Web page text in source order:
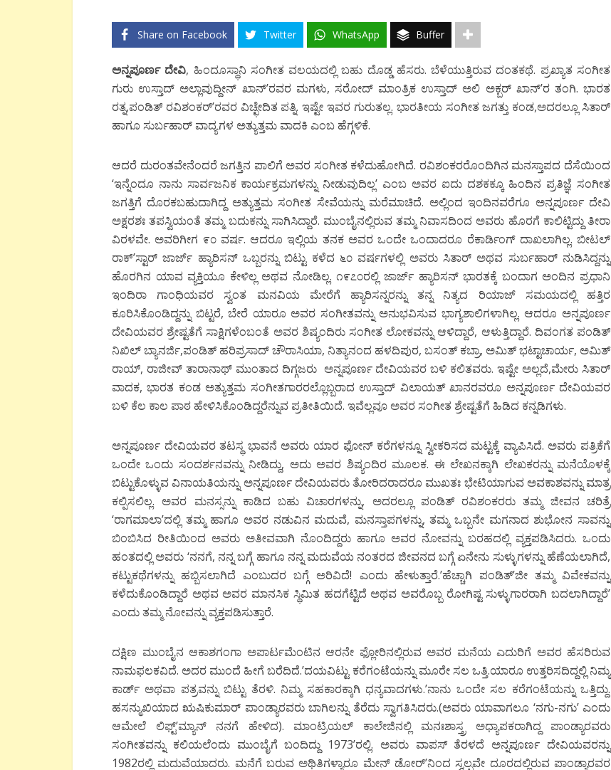
Share on Facebook Twitter WhatsApp Buffer
ಅನ್ನಪೂರ್ಣ ದೇವಿ, ಹಿಂದೂಸ್ಥಾನಿ ಸಂಗೀತ ವಲಯದಲ್ಲಿ ಬಹು ದೊಡ್ಡ ಹೆಸರು. ಬೆಳೆಯುತ್ತಿರುವ ದಂತಕಥೆ. ಪ್ರಖ್ಯಾತ ಸಂಗೀತ
ಗುರು ಉಸ್ತಾದ್ ಅಲ್ಲಾವುದ್ದೀನ್ ಖಾನ್’ರವರ ಮಗಳು, ಸರೋದ್ ಮಾಂತ್ರಿಕ ಉಸ್ತಾದ್ ಅಲಿ ಅಕ್ಬರ್ ಖಾನ್’ರ ತಂಗಿ. ಭಾರತ
ರತ್ನ,ಪಂಡಿತ್ ರವಿಶಂಕರ್’ರವರ ವಿಚ್ಛೇದಿತ ಪತ್ನಿ. ಇಷ್ಟೇ ಇವರ ಗುರುತಲ್ಲ. ಭಾರತೀಯ ಸಂಗೀತ ಜಗತ್ತು ಕಂಡ,ಅದರಲ್ಲೂ ಸಿತಾರ್
ಹಾಗೂ ಸುರ್ಬಹಾರ್ ವಾದ್ಯಗಳ ಅತ್ಯುತ್ತಮ ವಾದಕಿ ಎಂಬ ಹೆಗ್ಗಳಿಕೆ.
ಆದರೆ ದುರಂತವೇನೆಂದರೆ ಜಗತ್ತಿನ ಪಾಲಿಗೆ ಅವರ ಸಂಗೀತ ಕಳೆದುಹೋಗಿದೆ. ರವಿಶಂಕರರೊಂದಿಗಿನ ಮನಸ್ತಾಪದ ದೆಸೆಯಿಂದ
‘ಇನ್ನೆಂದೂ ನಾನು ಸಾರ್ವಜನಿಕ ಕಾರ್ಯಕ್ರಮಗಳನ್ನು ನೀಡುವುದಿಲ್ಲ’ ಎಂಬ ಅವರ ಐದು ದಶಕಕ್ಕೂ ಹಿಂದಿನ ಪ್ರತಿಜ್ಞೆ ಸಂಗೀತ
ಜಗತ್ತಿಗೆ ದೊರಕಬಹುದಾಗಿದ್ದ ಅತ್ಯುತ್ತಮ ಸಂಗೀತ ಸೇವೆಯನ್ನು ಮರೆಮಾಚಿದೆ. ಅಲ್ಲಿಂದ ಇಂದಿನವರೆಗೂ ಅನ್ನಪೂರ್ಣ ದೇವಿ
ಅಕ್ಷರಶಃ ತಪಸ್ವಿಯಂತೆ ತಮ್ಮ ಬದುಕನ್ನು ಸಾಗಿಸಿದ್ದಾರೆ. ಮುಂಬೈನಲ್ಲಿರುವ ತಮ್ಮ ನಿವಾಸದಿಂದ ಅವರು ಹೊರಗೆ ಕಾಲಿಟ್ಟಿದ್ದು ತೀರಾ
ವಿರಳವೇ. ಅವರಿಗೀಗ ೯೦ ವರ್ಷ. ಆದರೂ ಇಲ್ಲಿಯ ತನಕ ಅವರ ಒಂದೇ ಒಂದಾದರೂ ರೆಕಾರ್ಡಿಂಗ್ ದಾಖಲಾಗಿಲ್ಲ. ಬೀಟಲ್
ರಾಕ್’ಸ್ಟಾರ್ ಜಾರ್ಜ್ ಹ್ಯಾರಿಸನ್ ಒಬ್ಬರನ್ನು ಬಿಟ್ಟು ಕಳೆದ ೬೦ ವರ್ಷಗಳಲ್ಲಿ ಅವರು ಸಿತಾರ್ ಅಥವ ಸುರ್ಬಹಾರ್ ನುಡಿಸಿದ್ದನ್ನು
ಹೊರಗಿನ ಯಾವ ವ್ಯಕ್ತಿಯೂ ಕೇಳಿಲ್ಲ ಅಥವ ನೋಡಿಲ್ಲ. ೧೯೭೦ರಲ್ಲಿ ಜಾರ್ಜ್ ಹ್ಯಾರಿಸನ್ ಭಾರತಕ್ಕೆ ಬಂದಾಗ ಅಂದಿನ ಪ್ರಧಾನಿ
ಇಂದಿರಾ ಗಾಂಧಿಯವರ ಸ್ವಂತ ಮನವಿಯ ಮೇರೆಗೆ ಹ್ಯಾರಿಸನ್ನರನ್ನು ತನ್ನ ನಿತ್ಯದ ರಿಯಾಜ್ ಸಮಯದಲ್ಲಿ ಹತ್ತಿರ
ಕೂರಿಸಿಕೊಂಡಿದ್ದನ್ನು ಬಿಟ್ಟರೆ, ಬೇರೆ ಯಾರೂ ಅವರ ಸಂಗೀತವನ್ನು ಅನುಭವಿಸುವ ಭಾಗ್ಯಶಾಲಿಗಳಾಗಿಲ್ಲ. ಆದರೂ ಅನ್ನಪೂರ್ಣ
ದೇವಿಯವರ ಶ್ರೇಷ್ಟತೆಗೆ ಸಾಕ್ಷಿಗಳೆಂಬಂತೆ ಅವರ ಶಿಷ್ಯಂದಿರು ಸಂಗೀತ ಲೋಕವನ್ನು ಆಳಿದ್ದಾರೆ, ಆಳುತ್ತಿದ್ದಾರೆ. ದಿವಂಗತ ಪಂಡಿತ್
ನಿಖಿಲ್ ಬ್ಯಾನರ್ಜಿ,ಪಂಡಿತ್ ಹರಿಪ್ರಸಾದ್ ಚೌರಾಸಿಯಾ, ನಿತ್ಯಾನಂದ ಹಳದಿಪುರ, ಬಸಂತ್ ಕಬ್ರಾ, ಅಮಿತ್ ಭಟ್ಟಾಚಾರ್ಯ, ಅಮಿತ್
ರಾಯ್, ರಾಜೀವ್ ತಾರಾನಾಥ್ ಮುಂತಾದ ದಿಗ್ಗಜರು ಅನ್ನಪೂರ್ಣ ದೇವಿಯವರ ಬಳಿ ಕಲಿತವರು. ಇಷ್ಟೇ ಅಲ್ಲದೆ,ಮೇರು ಸಿತಾರ್
ವಾದಕ, ಭಾರತ ಕಂಡ ಅತ್ಯುತ್ತಮ ಸಂಗೀತಗಾರರಲ್ಲೊಬ್ಬರಾದ ಉಸ್ತಾದ್ ವಿಲಾಯತ್ ಖಾನರವರೂ ಅನ್ನಪೂರ್ಣ ದೇವಿಯವರ
ಬಳಿ ಕೆಲ ಕಾಲ ಪಾಠ ಹೇಳಿಸಿಕೊಂಡಿದ್ದರೆನ್ನುವ ಪ್ರತೀತಿಯಿದೆ. ಇವೆಲ್ಲವೂ ಅವರ ಸಂಗೀತ ಶ್ರೇಷ್ಟತೆಗೆ ಹಿಡಿದ ಕನ್ನಡಿಗಳು.
ಅನ್ನಪೂರ್ಣ ದೇವಿಯವರ ತಟಸ್ಥ ಭಾವನೆ ಅವರು ಯಾರ ಫೋನ್ ಕರೆಗಳನ್ನೂ ಸ್ವೀಕರಿಸದ ಮಟ್ಟಕ್ಕೆ ವ್ಯಾಪಿಸಿದೆ. ಅವರು ಪತ್ರಿಕೆಗೆ
ಒಂದೇ ಒಂದು ಸಂದರ್ಶನವನ್ನು ನೀಡಿದ್ದು, ಅದು ಅವರ ಶಿಷ್ಯಂದಿರ ಮೂಲಕ. ಈ ಲೇಖನಕ್ಕಾಗಿ ಲೇಖಕರನ್ನು ಮನೆಯೊಳಕ್ಕೆ
ಬಿಟ್ಟುಕೊಳ್ಳುವ ವಿನಾಯತಿಯನ್ನು ಅನ್ನಪೂರ್ಣ ದೇವಿಯವರು ತೋರಿದರಾದರೂ ಮುಖತಃ ಭೇಟಿಯಾಗುವ ಅವಕಾಶವನ್ನು ಮಾತ್ರ
ಕಲ್ಪಿಸಲಿಲ್ಲ. ಅವರ ಮನಸ್ಸನ್ನು ಕಾಡಿದ ಬಹು ವಿಚಾರಗಳನ್ನು, ಅದರಲ್ಲೂ ಪಂಡಿತ್ ರವಿಶಂಕರರು ತಮ್ಮ ಜೀವನ ಚರಿತ್ರೆ
‘ರಾಗಮಾಲಾ’ದಲ್ಲಿ ತಮ್ಮ ಹಾಗೂ ಅವರ ನಡುವಿನ ಮದುವೆ, ಮನಸ್ತಾಪಗಳನ್ನು, ತಮ್ಮ ಒಬ್ಬನೇ ಮಗನಾದ ಶುಭೋನ ಸಾವನ್ನು
ಬಿಂಬಿಸಿದ ರೀತಿಯಿಂದ ಅವರು ಅತೀವವಾಗಿ ನೊಂದಿದ್ದರು ಹಾಗೂ ಅವರ ನೋವನ್ನು ಬರಹದಲ್ಲಿ ವ್ಯಕ್ತಪಡಿಸಿದರು. ಒಂದು
ಹಂತದಲ್ಲಿ ಅವರು ‘ನನಗೆ, ನನ್ನ ಬಗ್ಗೆ ಹಾಗೂ ನನ್ನ ಮದುವೆಯ ನಂತರದ ಜೀವನದ ಬಗ್ಗೆ ಏನೇನು ಸುಳ್ಳುಗಳನ್ನು ಹೆಣೆಯಲಾಗಿದೆ,
ಕಟ್ಟುಕಥೆಗಳನ್ನು ಹಬ್ಬಿಸಲಾಗಿದೆ ಎಂಬುದರ ಬಗ್ಗೆ ಅರಿವಿದೆ! ಎಂದು ಹೇಳುತ್ತಾರೆ.’ಹೆಚ್ಚಾಗಿ ಪಂಡಿತ್’ಜೀ ತಮ್ಮ ವಿವೇಕವನ್ನು
ಕಳೆದುಕೊಂಡಿದ್ದಾರೆ ಅಥವ ಅವರ ಮಾನಸಿಕ ಸ್ಥಿಮಿತ ಹದಗೆಟ್ಟಿದೆ ಅಥವ ಅವರೊಬ್ಬ ರೋಗಿಷ್ಟ ಸುಳ್ಳುಗಾರರಾಗಿ ಬದಲಾಗಿದ್ದಾರೆ’
ಎಂದು ತಮ್ಮ ನೋವನ್ನು ವ್ಯಕ್ತಪಡಿಸುತ್ತಾರೆ.
ದಕ್ಷಿಣ ಮುಂಬೈನ ಆಕಾಶಗಂಗಾ ಅಪಾರ್ಟಮೆಂಟಿನ ಆರನೇ ಫ್ಲೋರಿನಲ್ಲಿರುವ ಅವರ ಮನೆಯ ಎದುರಿಗೆ ಅವರ ಹೆಸರಿರುವ
ನಾಮಫಲಕವಿದೆ. ಅದರ ಮುಂದೆ ಹೀಗೆ ಬರೆದಿದೆ.’ದಯವಿಟ್ಟು ಕರೆಗಂಟೆಯನ್ನು ಮೂರೇ ಸಲ ಒತ್ತಿ.ಯಾರೂ ಉತ್ತರಿಸದಿದ್ದಲ್ಲಿ ನಿಮ್ಮ
ಕಾರ್ಡ್ ಅಥವಾ ಪತ್ರವನ್ನು ಬಿಟ್ಟು ತೆರಳಿ. ನಿಮ್ಮ ಸಹಕಾರಕ್ಕಾಗಿ ಧನ್ಯವಾದಗಳು.’ನಾನು ಒಂದೇ ಸಲ ಕರೆಗಂಟೆಯನ್ನು ಒತ್ತಿದ್ದು.
ಹಸನ್ಮುಖಿಯಾದ ಋಷಿಕುಮಾರ್ ಪಾಂಡ್ಯಾರವರು ಬಾಗಿಲನ್ನು ತೆರೆದು ಸ್ವಾಗತಿಸಿದರು.(ಅವರು ಯಾವಾಗಲೂ ‘ನಗು-ನಗು’ ಎಂದು
ಆಮೇಲೆ ಲಿಫ್ಟ್’ಮ್ಯಾನ್ ನನಗೆ ಹೇಳಿದ). ಮಾಂಟ್ರಿಯಲ್ ಕಾಲೇಜಿನಲ್ಲಿ ಮನಃಶಾಸ್ತ್ರ ಅಧ್ಯಾಪಕರಾಗಿದ್ದ ಪಾಂಡ್ಯಾರವರು
ಸಂಗೀತವನ್ನು ಕಲಿಯಲೆಂದು ಮುಂಬೈಗೆ ಬಂದಿದ್ದು 1973’ರಲ್ಲಿ. ಅವರು ವಾಪಸ್ ತೆರಳದೆ ಅನ್ನಪೂರ್ಣ ದೇವಿಯವರನ್ನು
1982ರಲ್ಲಿ ಮದುವೆಯಾದರು. ಮನೆಗೆ ಬರುವ ಅಥಿತಿಗಳ್ಯಾರೂ ಮೇನ್ ಡೋರ್’ನಿಂದ ಸ್ವಲ್ಪವೇ ದೂರದಲ್ಲಿರುವ ಪಾಂಡ್ಯಾರವರ